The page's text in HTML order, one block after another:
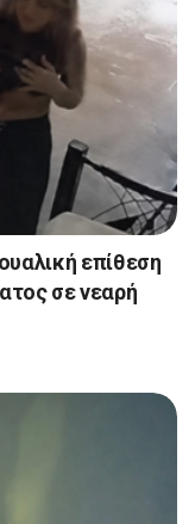
επίθεση
σε νεαρή